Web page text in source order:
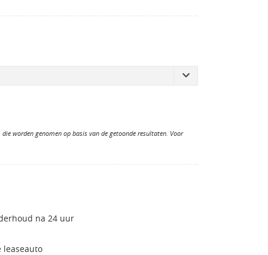
worden genomen op basis van de getoonde resultaten. Voor
na 24 uur
leaseauto